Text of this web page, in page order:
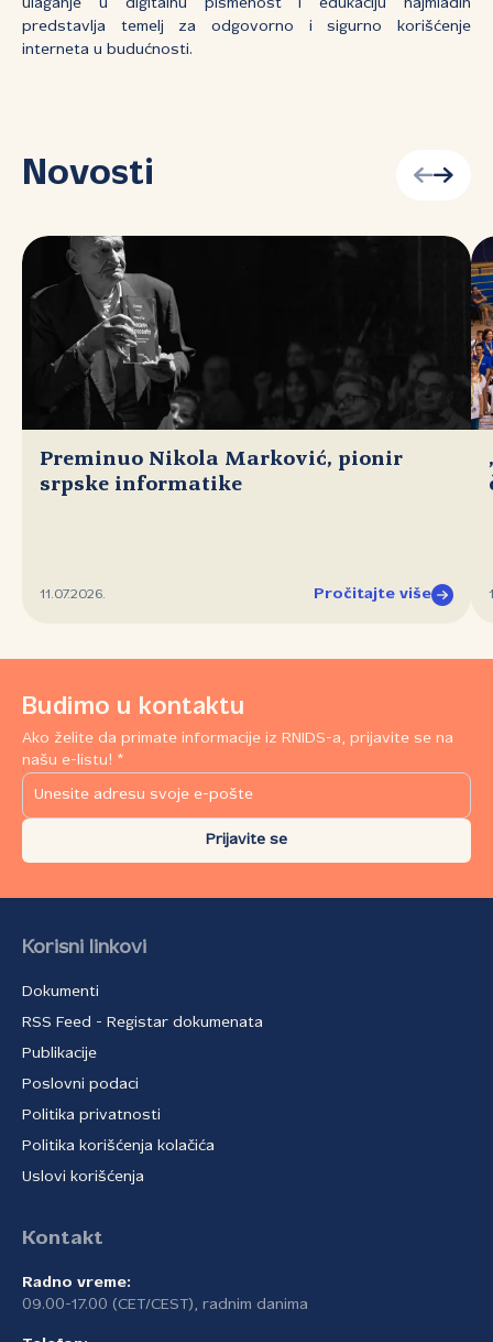
ulaganje u digitalnu pismenost i edukaciju najmlađih
predstavlja temelj za odgovorno i sigurno korišćenje
interneta u budućnosti.
Novosti
Preminuo Nikola Marković, pionir
srpske informatike
11.07.2026. Pročitajte više
Budimo u kontaktu
Ako želite da primate informacije iz RNIDS-a, prijavite se na
našu e-listu! *
Prijavite se
Korisni linkovi
Dokumenti
RSS Feed - Registar dokumenata
Publikacije
Poslovni podaci
Politika privatnosti
Politika korišćenja kolačića
Uslovi korišćenja
Kontakt
Radno vreme:
09.00-17.00 (CET/CEST), radnim danima